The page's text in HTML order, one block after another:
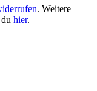
. Weitere
hier.